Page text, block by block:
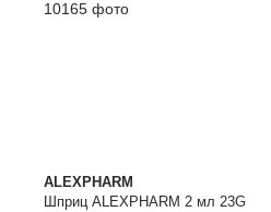
ALEXPHARM
Шприц ALEXPHARM 2 мл 23G